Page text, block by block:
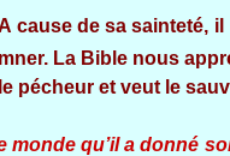
A cause de sa sainteté,
La Bible nous
pécheur et veut le
monde qu’il a donné